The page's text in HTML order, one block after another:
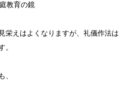
教育の鏡
栄えはよくなりますが、礼儀作法は
。
、